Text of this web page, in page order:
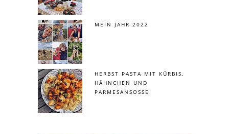
MEIN JAHR 2022
HERBST PASTA MIT KÜRBIS,
HÄHNCHEN UND
PARMESANSOSSE